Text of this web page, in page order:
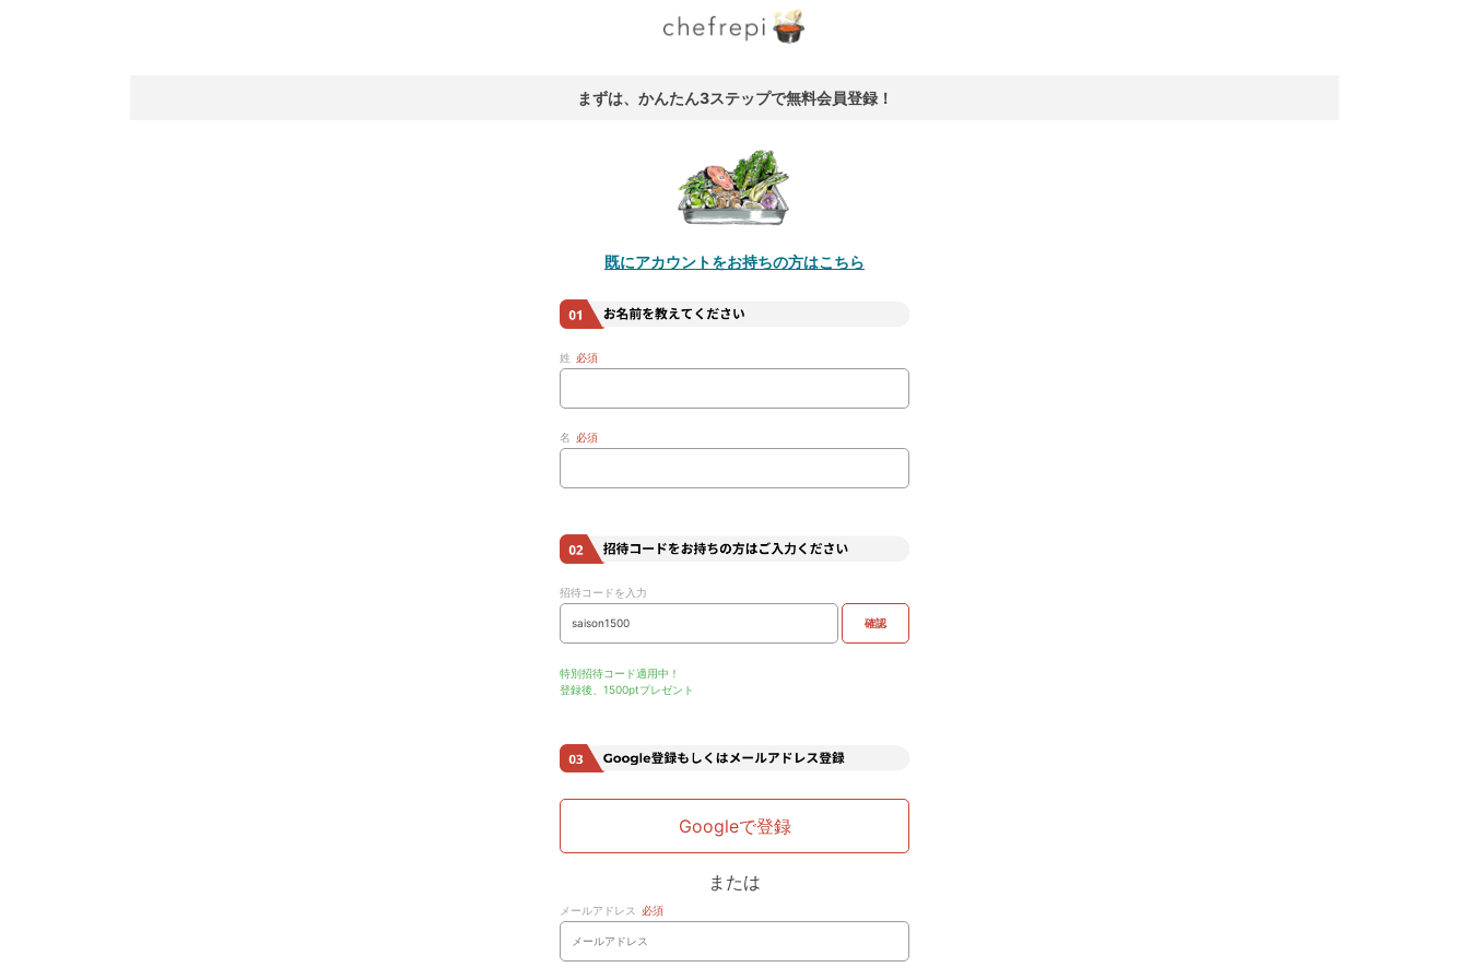
まずは、かんたん3ステップで無料会員登録！
既にアカウントをお持ちの方はこちら
姓 必須
名 必須
招待コードを入力
確認
特別招待コード適用中！
登録後、1500ptプレゼント
Googleで登録
または
メールアドレス 必須